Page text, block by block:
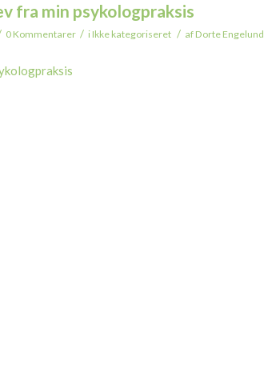
fra min psykologpraksis
0 Kommentarer / i Ikke kategoriseret / af Dorte Engelund